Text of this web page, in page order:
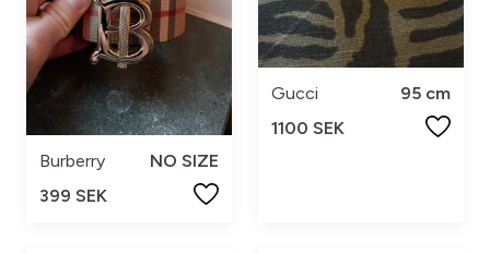
Burberry
NO SIZE
399 SEK
Gucci
95 cm
1100 SEK